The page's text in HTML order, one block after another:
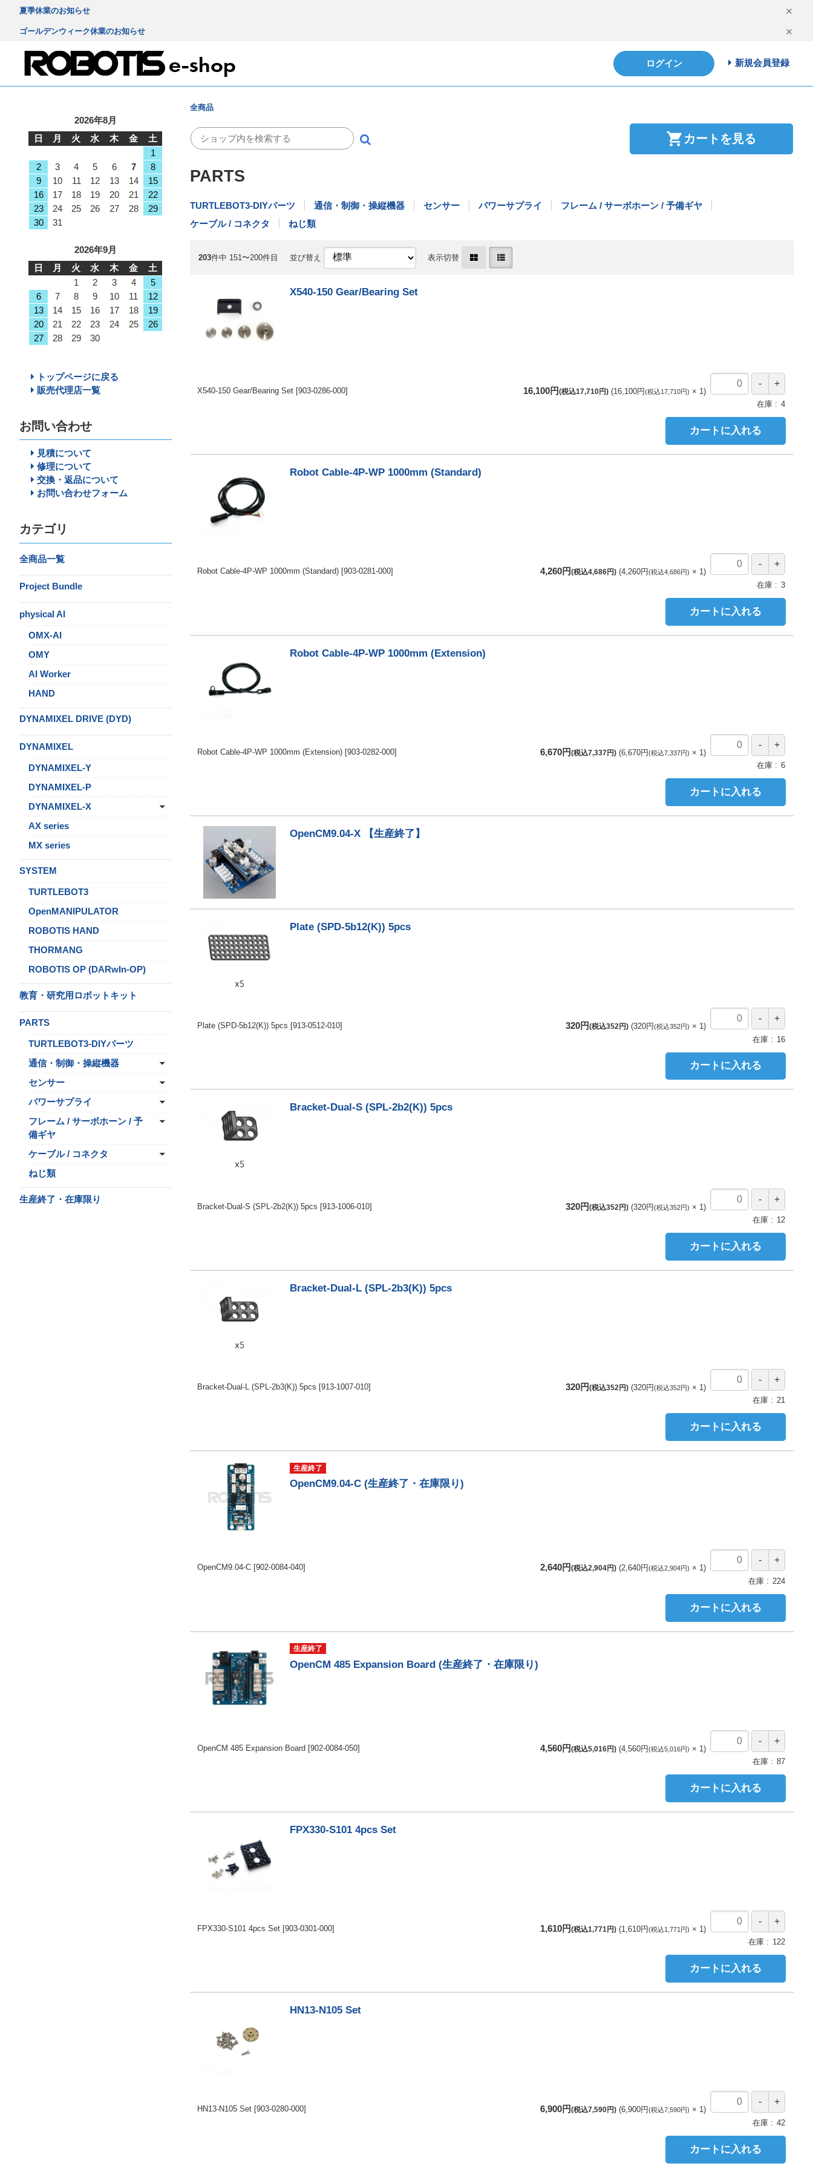
夏季休業のお知らせ
ゴールデンウィーク休業のお知らせ
ログイン 新規会員登録
全商品
shopping_cart カートを見る
PARTS
TURTLEBOT3-DIYパーツ 通信・制御・操縦機器 センサー パワーサプライ
フレーム / サーボホーン / 予備ギヤ
ケーブル / コネクタ
ねじ類
203件中 151〜200件目 並び替え 表示切替
X540-150 Gear/Bearing Set
X540-150 Gear/Bearing Set [903-0286-000] 16,100円(税込17,710円) 16,100円(税込17,710円)
1
在庫
4
カートに入れる
Robot Cable-4P-WP 1000mm (Standard)
Robot Cable-4P-WP 1000mm (Standard) [903-0281-000] 4,260円(税込4,686円) 4,260円(税込4,686円)
1
在庫
3
カートに入れる
Robot Cable-4P-WP 1000mm (Extension)
Robot Cable-4P-WP 1000mm (Extension) [903-0282-000] 6,670円(税込7,337円) 6,670円(税込7,337円)
1
在庫
6
カートに入れる
OpenCM9.04-X 【生産終了】
Plate (SPD-5b12(K)) 5pcs
Plate (SPD-5b12(K)) 5pcs [913-0512-010] 320円(税込352円) 320円(税込352円)
1
在庫
16
カートに入れる
Bracket-Dual-S (SPL-2b2(K)) 5pcs
Bracket-Dual-S (SPL-2b2(K)) 5pcs [913-1006-010] 320円(税込352円) 320円(税込352円)
1
在庫
12
カートに入れる
Bracket-Dual-L (SPL-2b3(K)) 5pcs
Bracket-Dual-L (SPL-2b3(K)) 5pcs [913-1007-010] 320円(税込352円) 320円(税込352円)
1
在庫
21
カートに入れる
生産終了
OpenCM9.04-C (生産終了・在庫限り)
OpenCM9.04-C [902-0084-040] 2,640円(税込2,904円) 2,640円(税込2,904円)
1
在庫
224
カートに入れる
生産終了
OpenCM 485 Expansion Board (生産終了・在庫限り)
OpenCM 485 Expansion Board [902-0084-050] 4,560円(税込5,016円) 4,560円(税込5,016円)
1
在庫
87
カートに入れる
FPX330-S101 4pcs Set
FPX330-S101 4pcs Set [903-0301-000] 1,610円(税込1,771円) 1,610円(税込1,771円)
1
在庫
122
カートに入れる
HN13-N105 Set
HN13-N105 Set [903-0280-000] 6,900円(税込7,590円) 6,900円(税込7,590円)
1
在庫
42
カートに入れる
2026年8月
日
月 火 水 木 金
土
1
2
3 4 5 6 7
8
9
10 11 12 13 14
15
16
17 18 19 20 21
22
23
24 25 26 27 28
29
30
31
2026年9月
日
月 火 水 木 金
土
1
2 3 4
5
6
7 8 9 10 11
12
13
14 15 16 17 18
19
20
21 22 23 24 25
26
27
28 29 30
トップページに戻る
販売代理店一覧
お問い合わせ
見積について
修理について
交換・返品について
お問い合わせフォーム
カテゴリ
全商品一覧
Project Bundle
physical AI
OMX-AI
OMY
AI Worker
HAND
DYNAMIXEL DRIVE (DYD)
DYNAMIXEL
DYNAMIXEL-Y
DYNAMIXEL-P
DYNAMIXEL-X
AX series
MX series
SYSTEM
TURTLEBOT3
OpenMANIPULATOR
ROBOTIS HAND
THORMANG
ROBOTIS OP (DARwIn-OP)
教育・研究用ロボットキット
PARTS
TURTLEBOT3-DIYパーツ
通信・制御・操縦機器
センサー
パワーサプライ
フレーム / サーボホーン / 予
備ギヤ
ケーブル / コネクタ
ねじ類
生産終了・在庫限り